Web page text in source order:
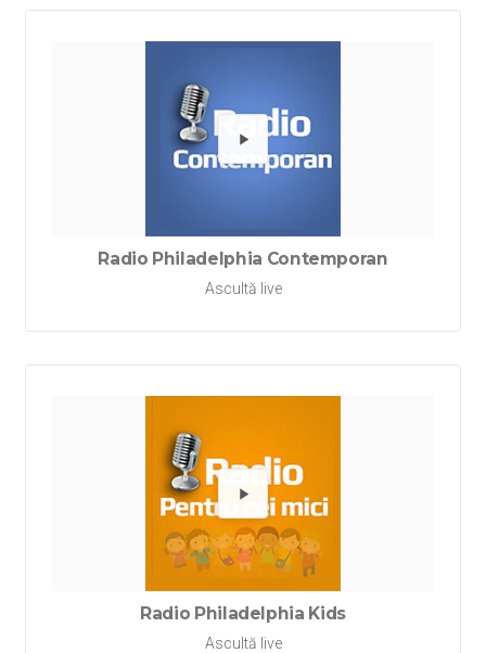
Redă
Radio Philadelphia Contemporan
Ascultă live
Redă
Radio Philadelphia Kids
Ascultă live